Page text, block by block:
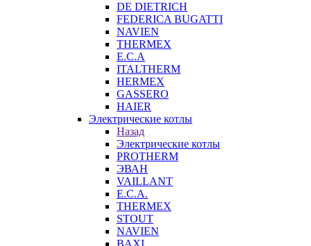
DE DIETRICH
FEDERICA BUGATTI
NAVIEN
THERMEX
E.C.A
ITALTHERM
HERMEX
GASSERO
HAIER
Электрические котлы
Назад
Электрические котлы
PROTHERM
ЭВАН
VAILLANT
E.C.A.
THERMEX
STOUT
NAVIEN
BAXI